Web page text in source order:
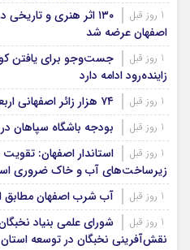
۱۳۰ اثر هنری و
اصفهان عرضه شد
جست‌وجو برای یافتن
زاینده‌رود ادامه دارد
۷۴ هزار زائر اصفهانی اربعین با اتوبوس بازگشتند
بودجه باشگاه سپاهان در سال ۱۴۰۵
استاندار اصفهان:
زیرساخت‌های آب و خاک ضروری
آب شرب اصفهان مطابق
شورای علمی بنیاد
نقش‌آفرینی نخبگان در توسعه استان